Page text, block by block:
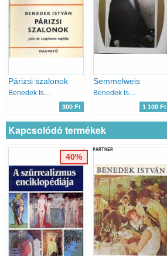
Párizsi szalonok
300 Ft
Semmelweis
1 100 Ft
Kapcsolódó termékek
40%
PARTNER